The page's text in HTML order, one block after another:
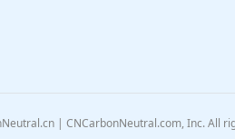
| CNCarbonNeutral.com, Inc. All